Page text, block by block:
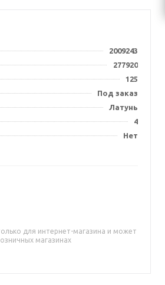
2009243
277920
125
Под заказ
Латунь
4
Нет
для интернет-магазина и может
магазинах